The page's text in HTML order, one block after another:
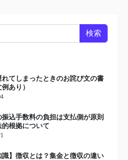
れてしまったときのお詫び文の書
あり）
込手数料の負担は支払側が原則
的根拠について
識】徴収とは？集金と徴収の違い